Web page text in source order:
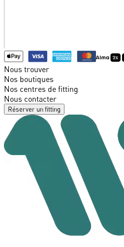
Nous trouver
Nos boutiques
Nos centres de fitting
Nous contacter
Réserver un fitting